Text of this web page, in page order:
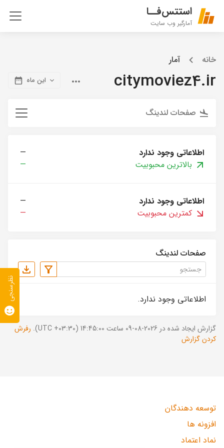
استتس‌فــا
آمارگیر وب سایت
خانه آمار
citymoviez4.ir این ماه
صفحات لندینگ
اطلاعاتی وجود ندارد
—
بالاترین محبوبیت
—
اطلاعاتی وجود ندارد
—
کمترین محبوبیت
—
صفحات لندینگ
اطلاعاتی وجود ندارد.
گزارش ایجاد شده در 2026-08-09 ساعت 14:45:00 (UTC +03:30).
رفرش
کردن گزارش
توسعه دهندگان
افزونه ها
نماد اعتماد
نظرسنجی